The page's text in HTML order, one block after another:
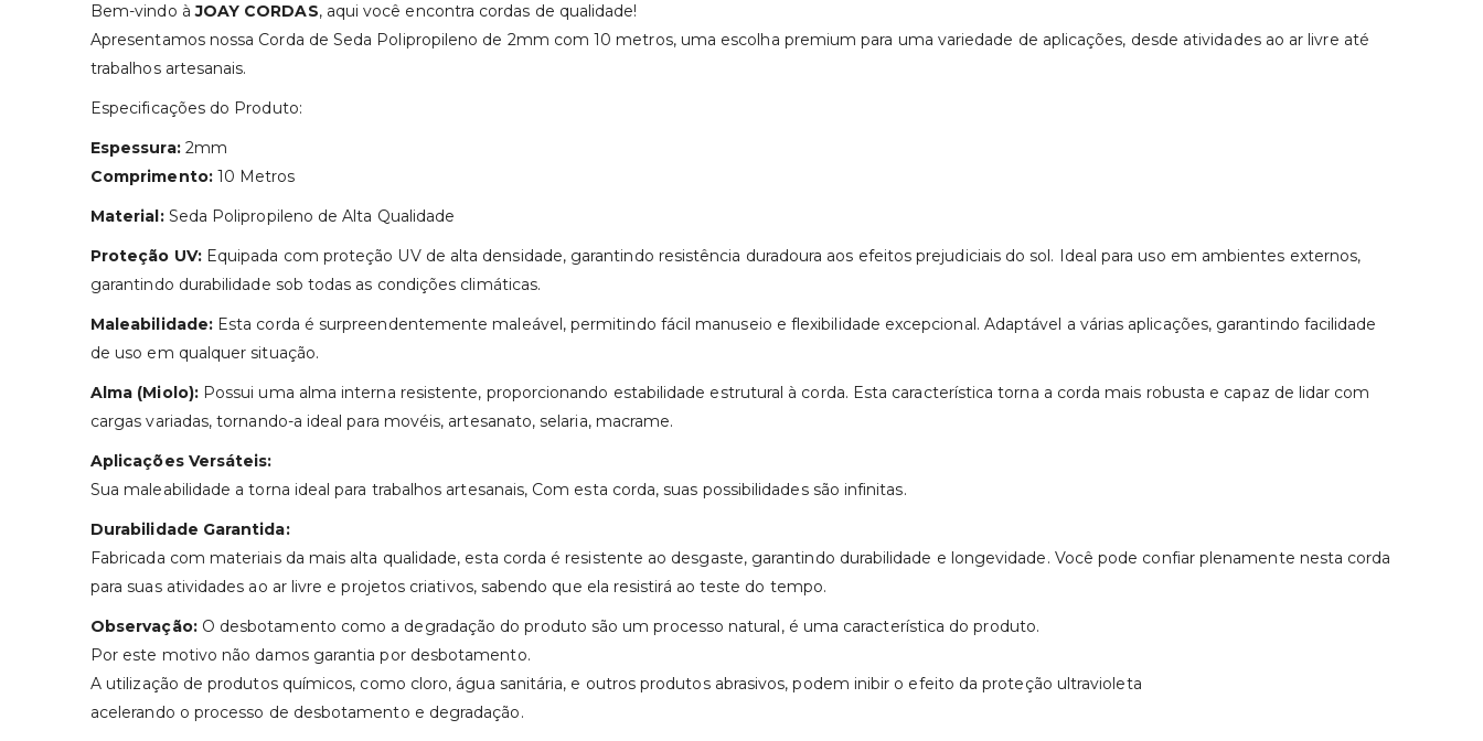
Bem-vindo àJOAY CORDAS, aqui você encontra cordas de qualidade!
Apresentamos nossa Corda de Seda Polipropileno de 2mm com 10 metros, uma escolha premium para uma variedade de aplicações, desde atividades ao ar livre até
trabalhos artesanais.
Especificações do Produto:
Espessura:2mm
Comprimento:10 Metros
Material:Seda Polipropileno de Alta Qualidade
Proteção UV:Equipada com proteção UV de alta densidade, garantindo resistência duradoura aos efeitos prejudiciais do sol. Ideal para uso em ambientes externos,
garantindo durabilidade sob todas as condições climáticas.
Maleabilidade:Esta corda é surpreendentemente maleável, permitindo fácil manuseio e flexibilidade excepcional. Adaptável a várias aplicações, garantindo facilidade
de uso em qualquer situação.
Alma (Miolo):Possui uma alma interna resistente, proporcionando estabilidade estrutural à corda. Esta característica torna a corda mais robusta e capaz de lidar com
cargas variadas, tornando-a ideal para movéis, artesanato, selaria, macrame.
Aplicações Versáteis:
Sua maleabilidade a torna ideal para trabalhos artesanais, Com esta corda, suas possibilidades são infinitas.
Durabilidade Garantida:
Fabricada com materiais da mais alta qualidade, esta corda é resistente ao desgaste, garantindo durabilidade e longevidade. Você pode confiar plenamente nesta corda
para suas atividades ao ar livre e projetos criativos, sabendo que ela resistirá ao teste do tempo.
Observação:O desbotamento como a degradação do produto são um processo natural, é uma característica do produto.
Por este motivo não damos garantia por desbotamento.
A utilização de produtos químicos, como cloro, água sanitária, e outros produtos abrasivos, podem inibir o efeito da proteção ultravioleta
acelerando o processo de desbotamento e degradação.